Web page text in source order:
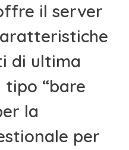
il server
di ultima
tipo “bare
la
per